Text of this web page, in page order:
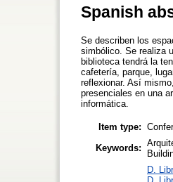
Spanish
Se describen los
simbólico. Se realiza
biblioteca tendrá la
cafetería, parque,
reflexionar. Así
presenciales en una
informática.
Item type:
Keywords:
D.